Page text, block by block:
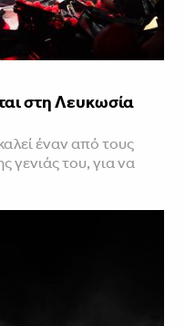
στη Λευκωσία
έναν από τους
γενιάς του, για να